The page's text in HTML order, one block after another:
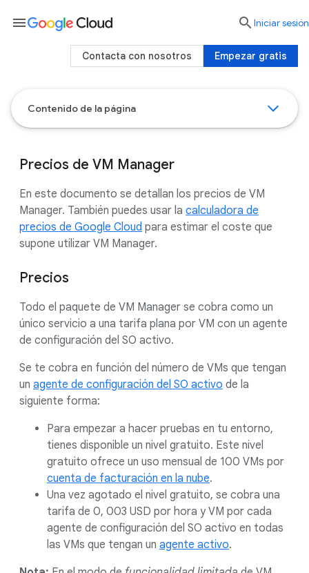
Contenido de la página
Precios de VM Manager
En este documento se detallan los precios de VM
Manager. También puedes usar la calculadora de
precios de Google Cloud para estimar el coste que
supone utilizar VM Manager.
Precios
Todo el paquete de VM Manager se cobra como un
único servicio a una tarifa plana por VM con un agente
de configuración del SO activo.
Se te cobra en función del número de VMs que tengan
un agente de configuración del SO activo de la
siguiente forma:
Para empezar a hacer pruebas en tu entorno,
tienes disponible un nivel gratuito. Este nivel
gratuito ofrece un uso mensual de 100 VMs por
cuenta de facturación en la nube.
Una vez agotado el nivel gratuito, se cobra una
tarifa de 0, 003 USD por hora y VM por cada
agente de configuración del SO activo en todas
las VMs que tengan un agente activo.
menu  Iniciar sesión
Empezar gratis
Contacta con nosotros